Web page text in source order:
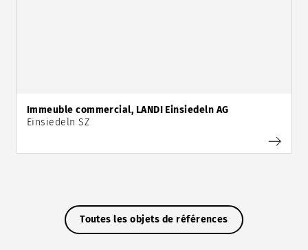
Immeuble commercial, LANDI Einsiedeln AG
Einsiedeln SZ
Toutes les objets de références